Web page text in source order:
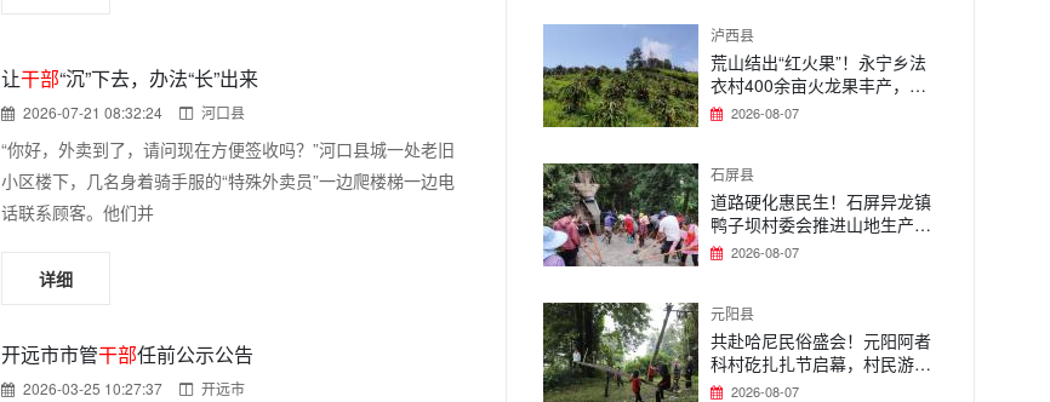
让干部“沉”下去，办法“长”出来
2026-07-21 08:32:24 河口县
“你好，外卖到了，请问现在方便签收吗？”河口县城一处老旧
小区楼下，几名身着骑手服的“特殊外卖员”一边爬楼梯一边电
话联系顾客。他们并
详细
开远市市管干部任前公示公告
2026-03-25 10:27:37 开远市
泸西县
荒山结出“红火果”！永宁乡法
衣村400余亩火龙果丰产，特
色产业铺就富民路
2026-08-07
石屏县
道路硬化惠民生！石屏异龙镇
鸭子坝村委会推进山地生产路
升级，畅通群众致富路
2026-08-07
元阳县
共赴哈尼民俗盛会！元阳阿者
科村矻扎扎节启幕，村民游客
同乐畅享梯田风情
2026-08-07